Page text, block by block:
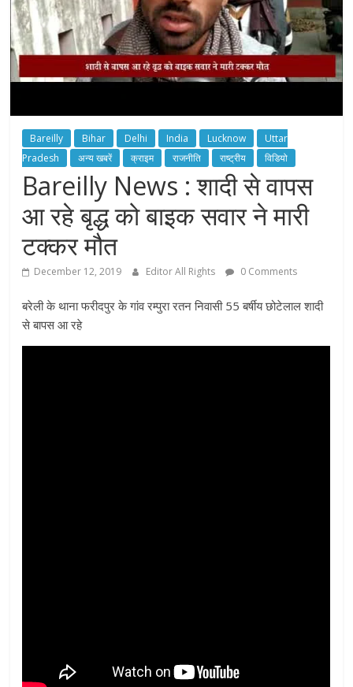
Bareilly Bihar Delhi India Lucknow
Uttar
Pradesh
अन्य खबरें क्राइम राजनीति राष्ट्रीय विडियो
Bareilly News : शादी से वापस
आ रहे बृद्ध को बाइक सवार ने मारी
टक्कर मौत
December 12, 2019 Editor All Rights 0 Comments
बरेली के थाना फरीदपुर के गांव रम्पुरा रतन निवासी 55 बर्षीय छोटेलाल शादी
से बापस आ रहे